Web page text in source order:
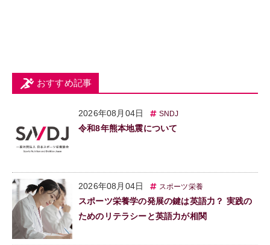
おすすめ記事
2026年08月04日 SNDJ
令和8年熊本地震について
2026年08月04日 スポーツ栄養
スポーツ栄養学の発展の鍵は英語力？ 実践の
ためのリテラシーと英語力が相関